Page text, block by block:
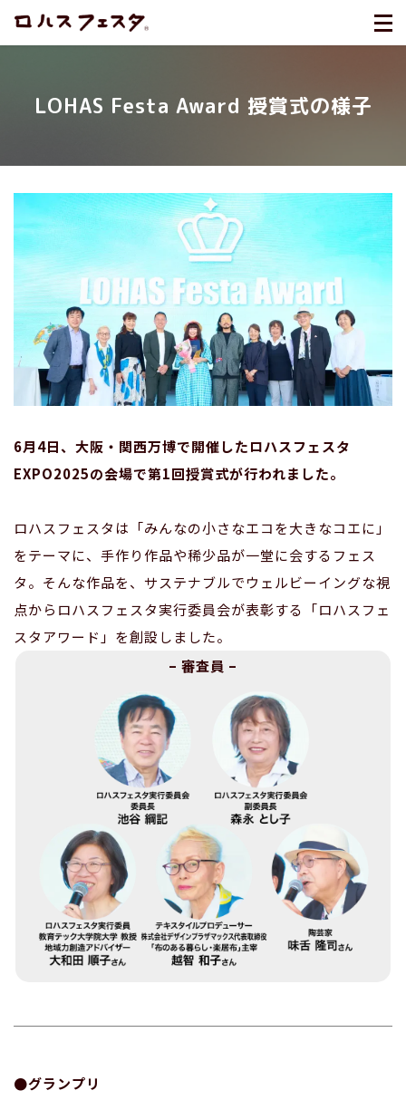
LOHAS Festa Award 授賞式の様子
6月4日、大阪・関西万博で開催したロハスフェスタ
EXPO2025の会場で第1回授賞式が行われました。
ロハスフェスタは「みんなの小さなエコを大きなコエに」
をテーマに、手作り作品や稀少品が一堂に会するフェス
タ。そんな作品を、サステナブルでウェルビーイングな視
点からロハスフェスタ実行委員会が表彰する「ロハスフェ
スタアワード」を創設しました。
– 審査員 –
●グランプリ